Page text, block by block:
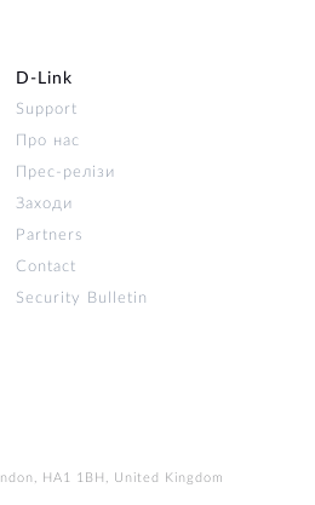
D-Link
Support
Про нас
Прес-релізи
Заходи
Partners
Contact
Security Bulletin
HA1 1BH, United Kingdom